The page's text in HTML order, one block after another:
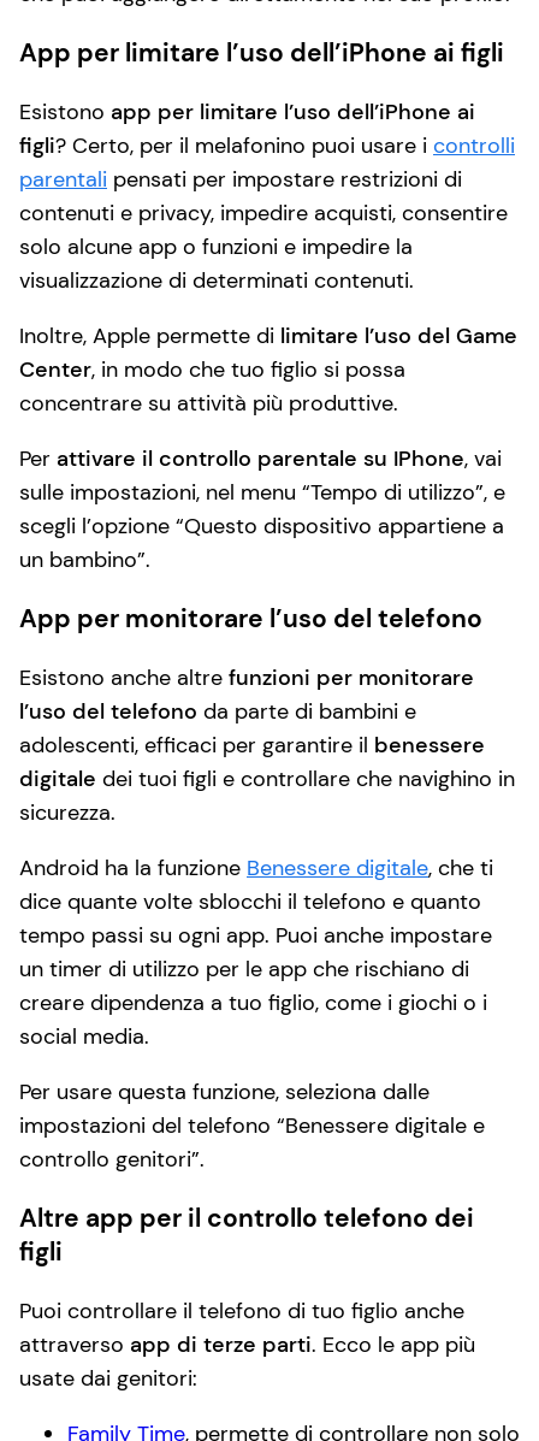
App per limitare l’uso dell’iPhone ai figli
Esistono app per limitare l’uso dell’iPhone ai
figli? Certo, per il melafonino puoi usare i controlli
parentali pensati per impostare restrizioni di
contenuti e privacy, impedire acquisti, consentire
solo alcune app o funzioni e impedire la
visualizzazione di determinati contenuti.
Inoltre, Apple permette di limitare l’uso del Game
Center, in modo che tuo figlio si possa
concentrare su attività più produttive.
Per attivare il controllo parentale su IPhone, vai
sulle impostazioni, nel menu “Tempo di utilizzo”, e
scegli l’opzione “Questo dispositivo appartiene a
un bambino”.
App per monitorare l’uso del telefono
Esistono anche altre funzioni per monitorare
l’uso del telefono da parte di bambini e
adolescenti, efficaci per garantire il benessere
digitale dei tuoi figli e controllare che navighino in
sicurezza.
Android ha la funzione Benessere digitale, che ti
dice quante volte sblocchi il telefono e quanto
tempo passi su ogni app. Puoi anche impostare
un timer di utilizzo per le app che rischiano di
creare dipendenza a tuo figlio, come i giochi o i
social media.
Per usare questa funzione, seleziona dalle
impostazioni del telefono “Benessere digitale e
controllo genitori”.
Altre app per il controllo telefono dei
figli
Puoi controllare il telefono di tuo figlio anche
attraverso app di terze parti. Ecco le app più
usate dai genitori:
Family Time, permette di controllare non solo